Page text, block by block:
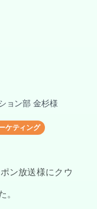
ョン部 金杉様
ケティング
ン放送様にクウ